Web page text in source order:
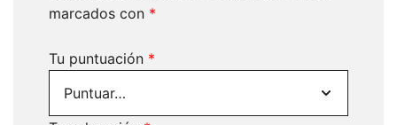
marcados con *
Tu puntuación *